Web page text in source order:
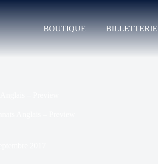
BOUTIQUE BILLETTERIE